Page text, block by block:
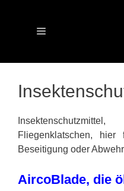
Menu
Fliegenklatschen,
Beseitigung oder
AircoBlade, die